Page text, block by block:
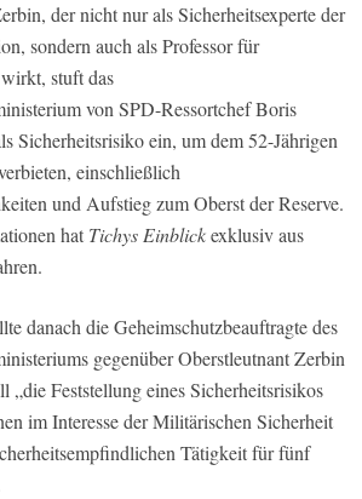
der nicht nur als Sicherheitsexperte der
sondern auch als Professor für
stuft das
von SPD-Ressortchef Boris
Sicherheitsrisiko ein, um dem 52-Jährigen
einschließlich
und Aufstieg zum Oberst der Reserve.
hat Tichys Einblickexklusiv aus
danach die Geheimschutzbeauftragte des
gegenüber Oberstleutnant Zerbin
„die Feststellung eines Sicherheitsrisikos
im Interesse der Militärischen Sicherheit
Tätigkeit für fünf